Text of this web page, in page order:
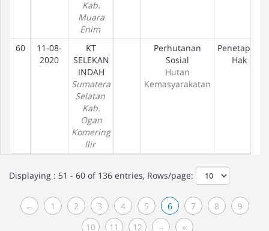
Kab.
Muara
Enim
60
11-08-
2020
KT
SELEKAN
INDAH
Sumatera
Selatan
Kab.
Ogan
Komering
Ilir
Perhutanan
Sosial
Hutan
Kemasyarakatan
Penetapan
Hak
Displaying : 51 - 60 of 136 entries, Rows/page:
← 1 2 3 4 5 6 7 8
9
10
11 12 → »